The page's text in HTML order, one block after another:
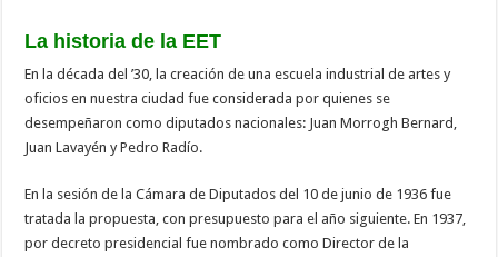
La historia de la EET
En la década del ’30, la creación de una escuela industrial de artes y
oficios en nuestra ciudad fue considerada por quienes se
desempeñaron como diputados nacionales: Juan Morrogh Bernard,
Juan Lavayén y Pedro Radío.
En la sesión de la Cámara de Diputados del 10 de junio de 1936 fue
tratada la propuesta, con presupuesto para el año siguiente. En 1937,
por decreto presidencial fue nombrado como Director de la